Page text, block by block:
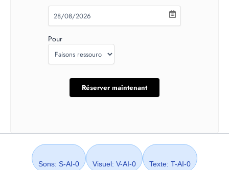
Pour
Sons: S-AI-0 Visuel: V-AI-0 Texte: T-AI-0